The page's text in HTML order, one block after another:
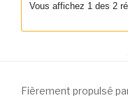
Vous affichez 1 des 2
Fièrement propulsé